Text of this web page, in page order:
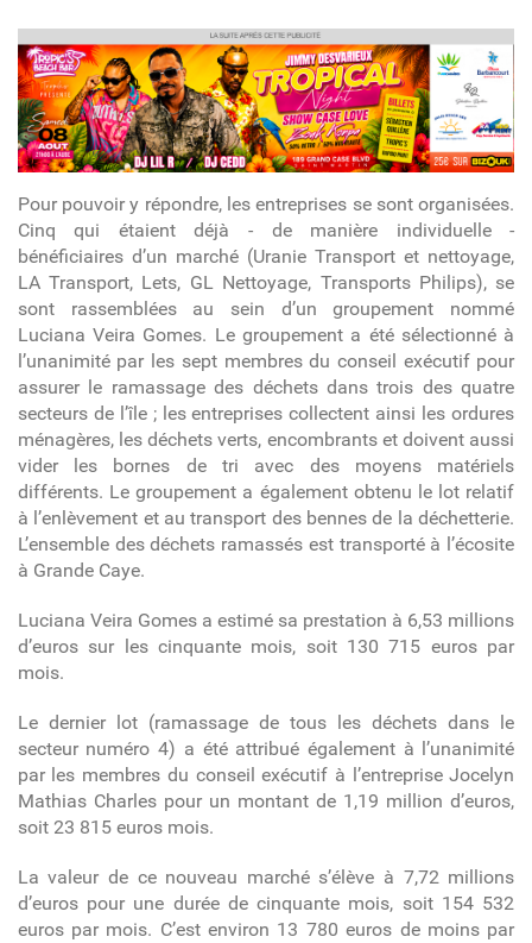
article
Pour pouvoir y répondre, les entreprises se sont organisées.
Cinq qui étaient déjà - de manière individuelle -
bénéficiaires d’un marché (Uranie Transport et nettoyage,
LA Transport, Lets, GL Nettoyage, Transports Philips), se
sont rassemblées au sein d’un groupement nommé
Luciana Veira Gomes. Le groupement a été sélectionné à
l’unanimité par les sept membres du conseil exécutif pour
assurer le ramassage des déchets dans trois des quatre
secteurs de l’île ; les entreprises collectent ainsi les ordures
ménagères, les déchets verts, encombrants et doivent aussi
vider les bornes de tri avec des moyens matériels
différents. Le groupement a également obtenu le lot relatif
à l’enlèvement et au transport des bennes de la déchetterie.
L’ensemble des déchets ramassés est transporté à l’écosite
à Grande Caye.
Luciana Veira Gomes a estimé sa prestation à 6,53 millions
d’euros sur les cinquante mois, soit 130 715 euros par
mois.
Le dernier lot (ramassage de tous les déchets dans le
secteur numéro 4) a été attribué également à l’unanimité
par les membres du conseil exécutif à l’entreprise Jocelyn
Mathias Charles pour un montant de 1,19 million d’euros,
soit 23 815 euros mois.
La valeur de ce nouveau marché s’élève à 7,72 millions
d’euros pour une durée de cinquante mois, soit 154 532
euros par mois. C’est environ 13 780 euros de moins par